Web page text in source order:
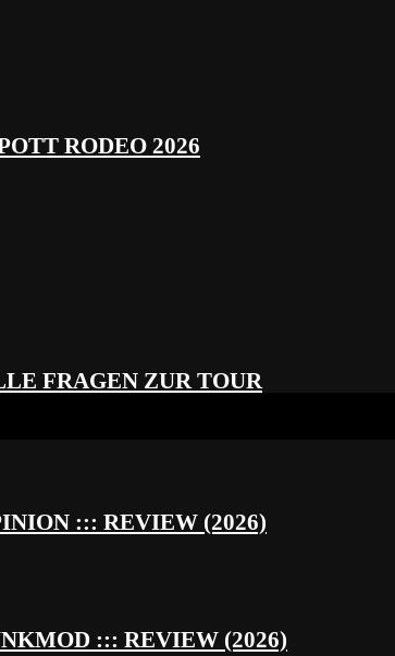
RODEO 2026
FRAGEN ZUR TOUR
::: REVIEW (2026)
::: REVIEW (2026)